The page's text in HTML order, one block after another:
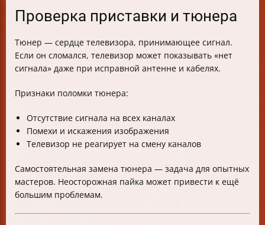
Проверка приставки и тюнера
Тюнер — сердце телевизора, принимающее сигнал.
Если он сломался, телевизор может показывать «нет
сигнала» даже при исправной антенне и кабелях.
Признаки поломки тюнера:
Отсутствие сигнала на всех каналах
Помехи и искажения изображения
Телевизор не реагирует на смену каналов
Самостоятельная замена тюнера — задача для опытных
мастеров. Неосторожная пайка может привести к ещё
большим проблемам.